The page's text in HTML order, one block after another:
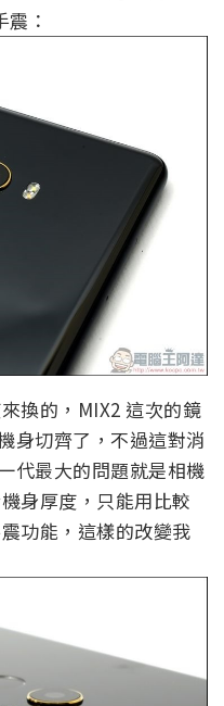
：
換的，MIX2 這次的鏡
身切齊了，不過這對消
代最大的問題就是相機
身厚度，只能用比較
功能，這樣的改變我